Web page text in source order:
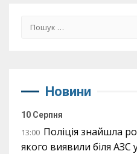
Пошук:
Новини
10 Серпня
13:00 Поліція знайшла
якого виявили біля АЗС